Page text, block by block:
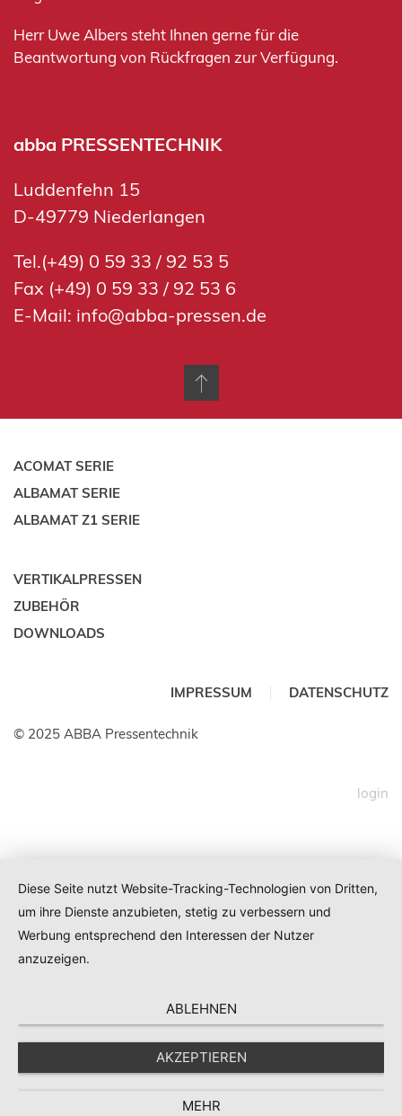
Um unsere Webseite für Sie optimal zu gestalten und
Herr Uwe Albers steht Ihnen gerne für die
Beantwortung von Rückfragen zur Verfügung.
abba PRESSENTECHNIK
Luddenfehn 15
D-49779 Niederlangen
Tel.(+49) 0 59 33 / 92 53 5
Fax (+49) 0 59 33 / 92 53 6
E-Mail: info@abba-pressen.de
ACOMAT SERIE
ALBAMAT SERIE
ALBAMAT Z1 SERIE
VERTIKALPRESSEN
ZUBEHÖR
DOWNLOADS
IMPRESSUM DATENSCHUTZ
© 2025 ABBA Pressentechnik
login
Diese Seite nutzt Website-Tracking-Technologien von Dritten,
um ihre Dienste anzubieten, stetig zu verbessern und
Werbung entsprechend den Interessen der Nutzer
anzuzeigen.
ABLEHNEN
AKZEPTIEREN
MEHR